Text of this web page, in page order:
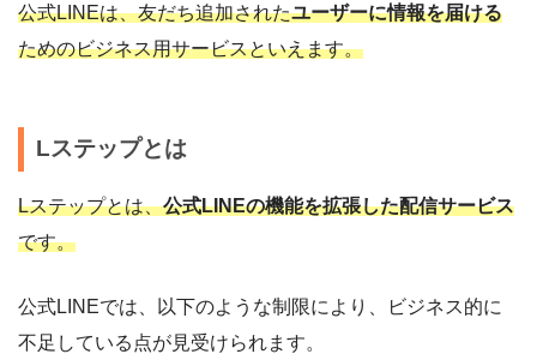
公式LINEは、友だち追加されたユーザーに情報を届ける
ためのビジネス用サービスといえます。
Lステップとは
Lステップとは、公式LINEの機能を拡張した配信サービス
です。
公式LINEでは、以下のような制限により、ビジネス的に
不足している点が見受けられます。